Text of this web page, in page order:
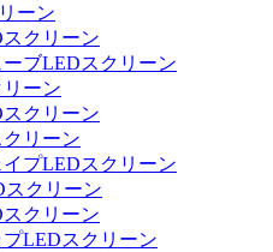
ーン
クリーン
ブLEDスクリーン
ーン
クリーン
リーン
プLEDスクリーン
スクリーン
クリーン
LEDスクリーン